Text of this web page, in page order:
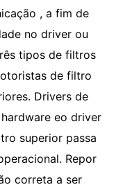
, a fim de
no driver ou
tipos de filtros
de filtro
Drivers de
eo driver
superior passa
Repor
correta a ser